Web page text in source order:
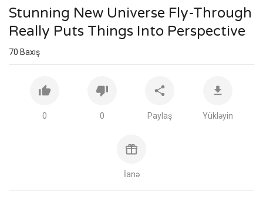
Stunning New Universe Fly-Through
Really Puts Things Into Perspective
70 Baxış
0 0 Paylaş Yükləyin
İanə